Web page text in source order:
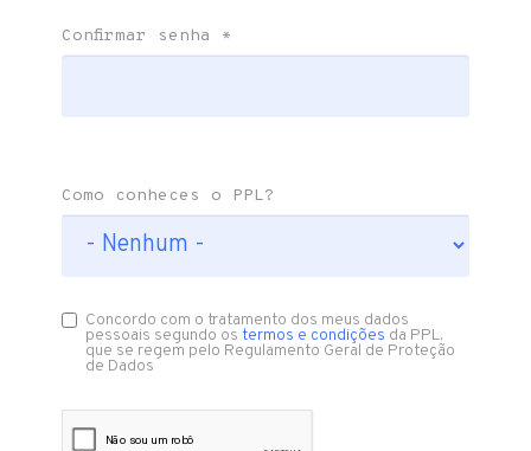
Confirmar senha *
Como conheces o PPL?
Concordo com o tratamento dos meus dados
pessoais segundo ostermos e condições da PPL,
que se regem pelo Regulamento Geral de Proteção
de Dados